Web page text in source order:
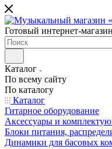
Готовый интернет-
Каталог
По всему сайту
По каталогу
Каталог
Гитарное оборудование
Аксессуары и
Блоки питания,
Динамики для басовых